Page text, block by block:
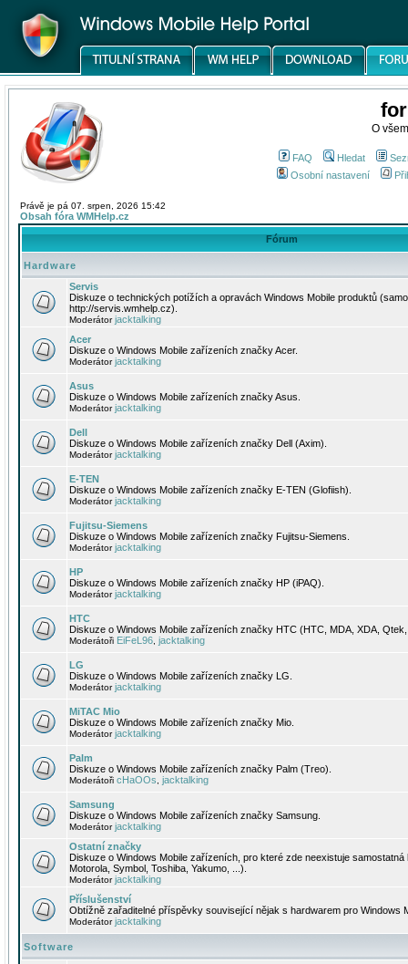
O
FAQ Hledat
Osobní nastavení
Právě je pá 07. srpen, 2026 15:42
Obsah fóra WMHelp.cz
Fórum
Hardware
Servis
Diskuze o technických potížích a opravách Windows Mobile produktů
http://servis.wmhelp.cz).
Moderátorjacktalking
Acer
Diskuze o Windows Mobile zařízeních značky Acer.
Moderátorjacktalking
Asus
Diskuze o Windows Mobile zařízeních značky Asus.
Moderátorjacktalking
Dell
Diskuze o Windows Mobile zařízeních značky Dell (Axim).
Moderátorjacktalking
E-TEN
Diskuze o Windows Mobile zařízeních značky E-TEN (Glofiish).
Moderátorjacktalking
Fujitsu-Siemens
Diskuze o Windows Mobile zařízeních značky Fujitsu-Siemens.
Moderátorjacktalking
HP
Diskuze o Windows Mobile zařízeních značky HP (iPAQ).
Moderátorjacktalking
HTC
Diskuze o Windows Mobile zařízeních značky HTC (HTC, MDA, XDA,
Moderátoři EiFeL96 jacktalking
LG
Diskuze o Windows Mobile zařízeních značky LG.
Moderátorjacktalking
MiTAC Mio
Diskuze o Windows Mobile zařízeních značky Mio.
Moderátorjacktalking
Palm
Diskuze o Windows Mobile zařízeních značky Palm (Treo).
Moderátoři cHaOOs jacktalking
Samsung
Diskuze o Windows Mobile zařízeních značky Samsung.
Moderátorjacktalking
Ostatní značky
Diskuze o Windows Mobile zařízeních, pro které zde neexistuje
Motorola, Symbol, Toshiba, Yakumo, ...).
Moderátorjacktalking
Příslušenství
Obtížně zařaditelné příspěvky související nějak s hardwarem pro Windows
Moderátorjacktalking
Software